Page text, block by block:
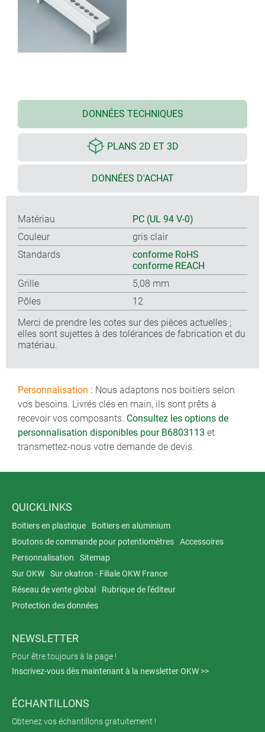
DONNÉES TECHNIQUES
PLANS 2D ET 3D
DONNÉES D'ACHAT
Matériau
PC (UL 94 V-0)
Couleur
gris clair
Standards
conforme RoHS
conforme REACH
Grille
5,08 mm
Pôles
12
Merci de prendre les cotes sur des pièces actuelles ;
elles sont sujettes à des tolérances de fabrication et du
matériau.
Personnalisation : Nous adaptons nos boitiers selon
vos besoins. Livrés clés en main, ils sont prêts à
recevoir vos composants. Consultez les options de
personnalisation disponibles pour B6803113 et
transmettez-nous votre demande de devis.
QUICKLINKS
Boitiers en plastique
Boitiers en aluminium
Boutons de commande pour potentiomètres
Accessoires
Personnalisation
Sitemap
Sur OKW
Sur okatron - Filiale OKW France
Réseau de vente global
Rubrique de l'éditeur
Protection des données
NEWSLETTER
Pour être toujours à la page !
Inscrivez-vous dès maintenant à la newsletter OKW >>
ÉCHANTILLONS
Obtenez vos échantillons gratuitement !